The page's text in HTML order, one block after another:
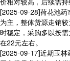
[2025-09-28]荷花池药
为主，整体货源走销
时稳定，采购多以按
在22元左右。
[2025-09-17]近期玉林